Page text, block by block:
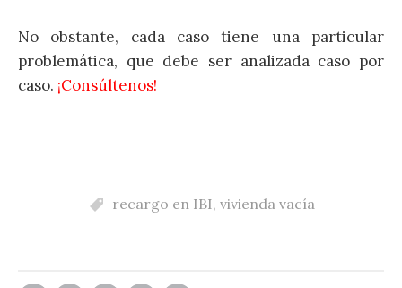
No obstante, cada caso tiene una particular
problemática, que debe ser analizada caso por
caso. ¡Consúltenos!
recargo en IBI, vivienda vacía